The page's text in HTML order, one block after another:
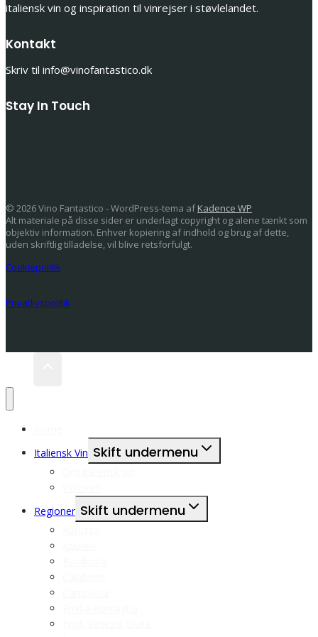
italiensk vin og inspiration til vinrejser i støvlelandet.
Kontakt
Skriv til info@vinofantastico.dk
Stay In Touch
© 2026 Vino Fantastico - WordPress-tema afKadence WP
Alt materiale på disse sider er underlagt copyright og alene tænkt som
objektiv information. Enhver kopiering af indhold og brug af dette,
uden skriftlig tilladelse, vil blive retsforfulgt.
Cookiepolitik
Privatlivspolitik
Italiensk Vin Skift undermenu
Regioner Skift undermenu